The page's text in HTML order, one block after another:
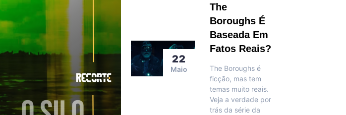
22
Maio
The
Boroughs É
Baseada Em
Fatos Reais?
The Boroughs é
ficção, mas tem
temas muito reais.
Veja a verdade por
trás da série da